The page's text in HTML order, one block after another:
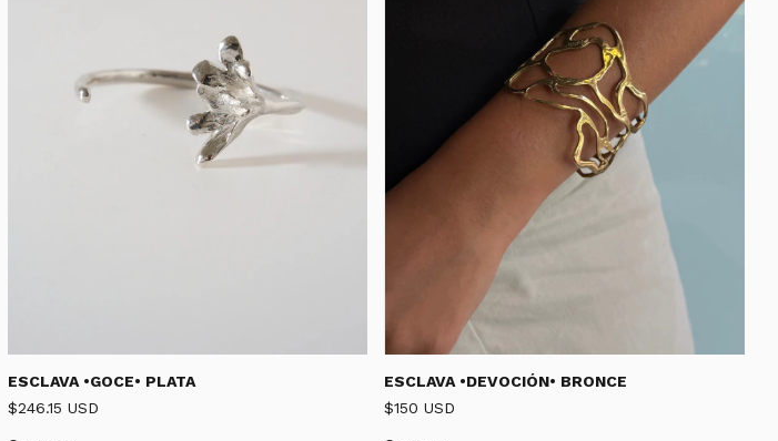
ESCLAVA •GOCE• PLATA
$246.15 USD
ESCLAVA •DEVOCIÓN• BRONCE
$150 USD